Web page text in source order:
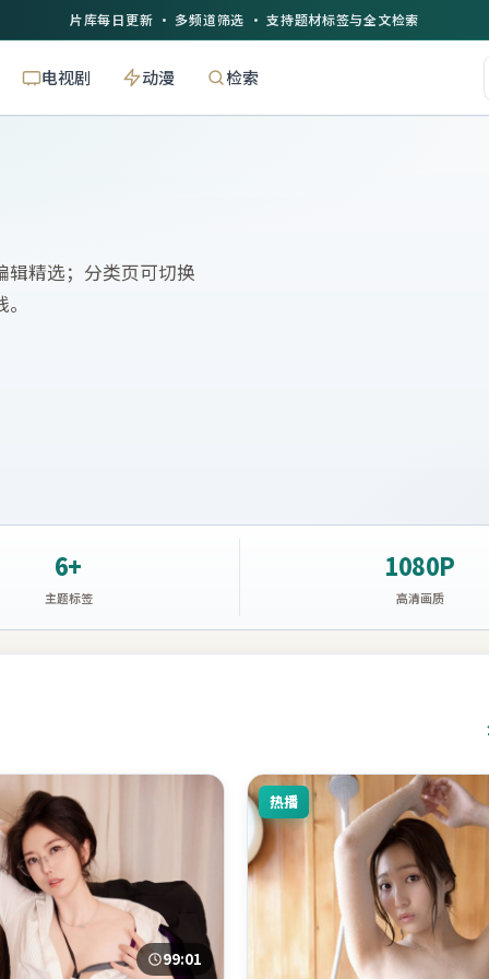
片库每日更新 · 多频道筛选 · 支持题材标签与全文检索
电视剧 动漫 检索
辑精选；分类页可切换
6+
主题标签
1080P
高清画质
99:01
热播